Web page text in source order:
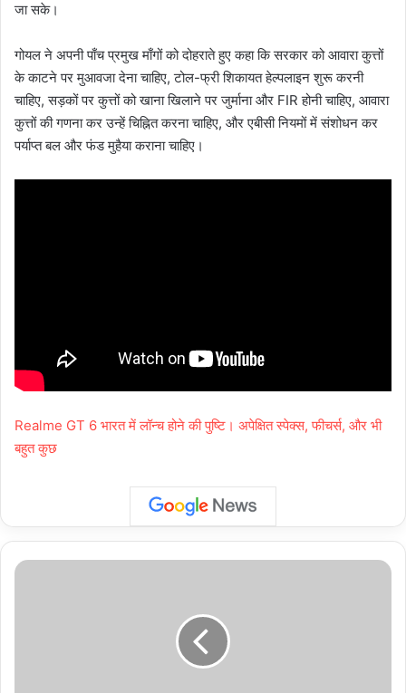
जा सके।
गोयल ने अपनी पाँच प्रमुख माँगों को दोहराते हुए कहा कि सरकार को आवारा कुत्तों
के काटने पर मुआवजा देना चाहिए, टोल-फ्री शिकायत हेल्पलाइन शुरू करनी
चाहिए, सड़कों पर कुत्तों को खाना खिलाने पर जुर्माना और FIR होनी चाहिए, आवारा
कुत्तों की गणना कर उन्हें चिह्नित करना चाहिए, और एबीसी नियमों में संशोधन कर
पर्याप्त बल और फंड मुहैया कराना चाहिए।
Realme GT 6 भारत में लॉन्च होने की पुष्टि। अपेक्षित स्पेक्स, फीचर्स, और भी
बहुत कुछ
Faridabad: